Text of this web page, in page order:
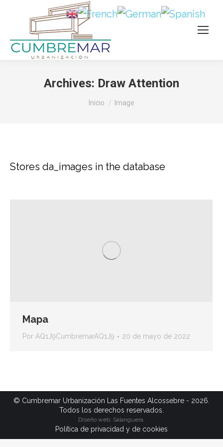
Archives: Draw Attention
Estás aquí:
Inicio Image
Stores da_images in the database
Mapa
Por AQ1J9CumbremarAQ1J9 20 de mayo de 2022
© Cumbremar Urbanización Las Fuentes Alcossebre - 2026.
Todos los derechos reservados.
Diseño web: Salanguera.
Política de privacidad y de cookies